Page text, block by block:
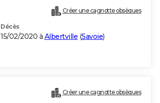
Créer une cagnotte obsèques
Décès
15/02/2020 à Albertville (Savoie)
Créer une cagnotte obsèques